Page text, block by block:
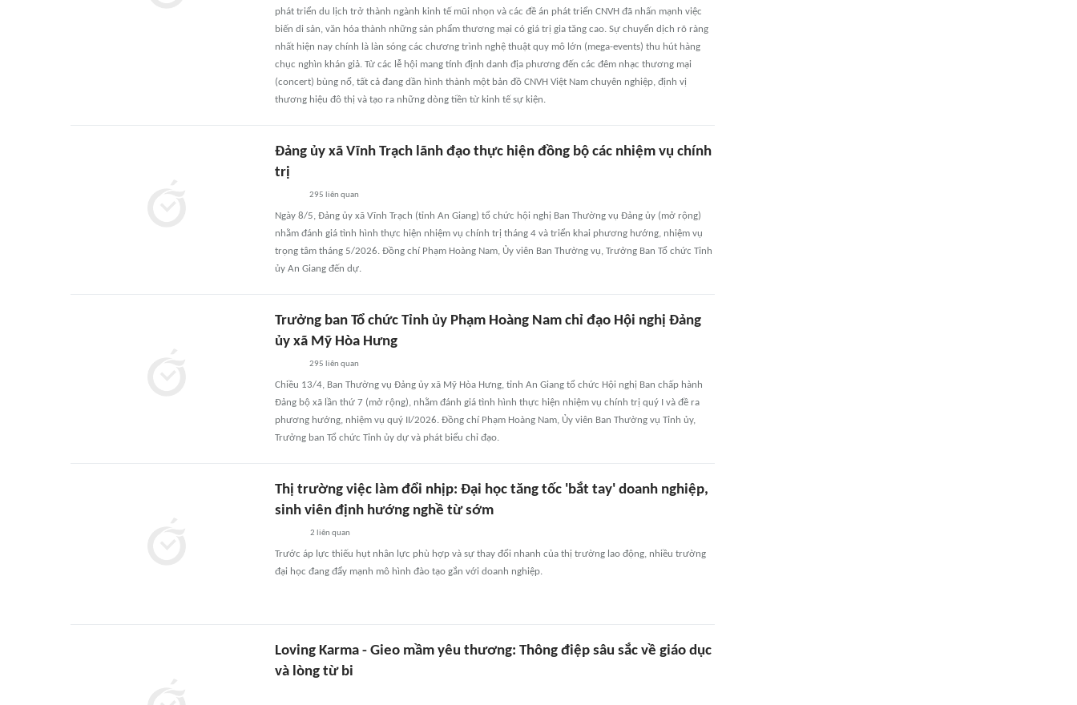
phát triển du lịch trở thành ngành kinh tế mũi nhọn và các đề án phát triển CNVH đã nhấn mạnh việc
biến di sản, văn hóa thành những sản phẩm thương mại có giá trị gia tăng cao. Sự chuyển dịch rõ ràng
nhất hiện nay chính là làn sóng các chương trình nghệ thuật quy mô lớn (mega-events) thu hút hàng
chục nghìn khán giả. Từ các lễ hội mang tính định danh địa phương đến các đêm nhạc thương mại
(concert) bùng nổ, tất cả đang dần hình thành một bản đồ CNVH Việt Nam chuyên nghiệp, định vị
thương hiệu đô thị và tạo ra những dòng tiền từ kinh tế sự kiện.
Đảng ủy xã Vĩnh Trạch lãnh đạo thực hiện đồng bộ các nhiệm vụ chính
trị
295 liên quan
Ngày 8/5, Đảng ủy xã Vĩnh Trạch (tỉnh An Giang) tổ chức hội nghị Ban Thường vụ Đảng ủy (mở rộng)
nhằm đánh giá tình hình thực hiện nhiệm vụ chính trị tháng 4 và triển khai phương hướng, nhiệm vụ
trọng tâm tháng 5/2026. Đồng chí Phạm Hoàng Nam, Ủy viên Ban Thường vụ, Trưởng Ban Tổ chức Tỉnh
ủy An Giang đến dự.
Trưởng ban Tổ chức Tỉnh ủy Phạm Hoàng Nam chỉ đạo Hội nghị Đảng
ủy xã Mỹ Hòa Hưng
295 liên quan
Chiều 13/4, Ban Thường vụ Đảng ủy xã Mỹ Hòa Hưng, tỉnh An Giang tổ chức Hội nghị Ban chấp hành
Đảng bộ xã lần thứ 7 (mở rộng), nhằm đánh giá tình hình thực hiện nhiệm vụ chính trị quý I và đề ra
phương hướng, nhiệm vụ quý II/2026. Đồng chí Phạm Hoàng Nam, Ủy viên Ban Thường vụ Tỉnh ủy,
Trưởng ban Tổ chức Tỉnh ủy dự và phát biểu chỉ đạo.
Thị trường việc làm đổi nhịp: Đại học tăng tốc 'bắt tay' doanh nghiệp,
sinh viên định hướng nghề từ sớm
2 liên quan
Trước áp lực thiếu hụt nhân lực phù hợp và sự thay đổi nhanh của thị trường lao động, nhiều trường
đại học đang đẩy mạnh mô hình đào tạo gắn với doanh nghiệp.
Loving Karma - Gieo mầm yêu thương: Thông điệp sâu sắc về giáo dục
và lòng từ bi